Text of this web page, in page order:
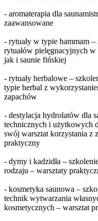
- aromaterapia dla
zaawansowane
- rytuały w typie hammam
rytuałów pielęgnacyjnych
jak i saunie fińskiej
- rytuały herbalowe –
typie herbal z
zapachów
- destylacja hydrolatów dla
technicznych i użytkowych
swój warsztat korzystania z
praktyczny
- dymy i kadzidła –
rodzaju – warsztaty
- kosmetyka saunowa –
technik wytwarzania
kosmetycznych – warsztat